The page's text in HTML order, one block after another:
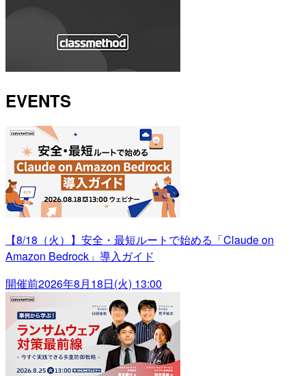
EVENTS
【8/18（火）】安全・最短ルートで始める「Claude on
Amazon Bedrock」導入ガイド
開催前2026年8月18日(火) 13:00